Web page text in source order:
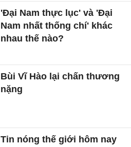
'Đại Nam thực lục' và 'Đại
Nam nhất thống chí' khác
nhau thế nào?
Bùi Vĩ Hào lại chấn thương
nặng
Tin nóng thế giới hôm nay